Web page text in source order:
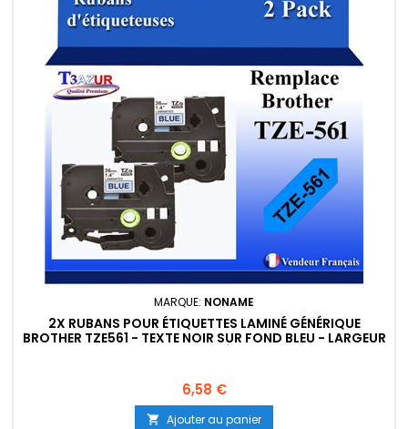
MARQUE: NONAME
2X RUBANS POUR ÉTIQUETTES LAMINÉ GÉNÉRIQUE
BROTHER TZE561 - TEXTE NOIR SUR FOND BLEU - LARGEUR
Prix
6,58 €
 Ajouter au panier